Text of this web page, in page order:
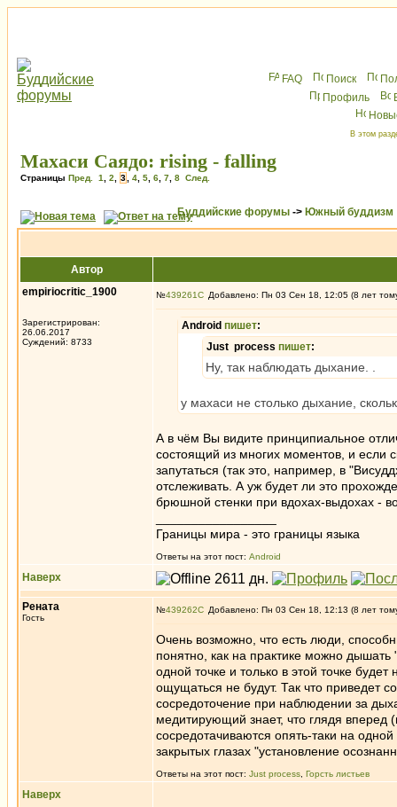
FAQ Поиск
Профиль
В этом
Махаси Саядо: rising - falling
Страницы Пред. 1 2 3 4 5 6 7 8 След.
Буддийские форумы -> Южный буддизм
Автор
empiriocritic_1900
Зарегистрирован:
26.06.2017
Суждений: 8733
№439261 Добавлено: Пн 03 Сен 18, 12:05 (8 лет
Android пишет:
Just process пишет:
Ну, так наблюдать дыхание. .
у махаси не столько дыхание,
А в чём Вы видите принципиальное
состоящий из многих моментов, и если
запутаться (так это, например, в
отслеживать. А уж будет ли это
брюшной стенки при вдохах-выдохах -
Границы мира - это границы языка
Ответы на этот пост: Android
Наверх
Рената
Гость
№439262 Добавлено: Пн 03 Сен 18, 12:13 (8 лет
Очень возможно, что есть люди,
понятно, как на практике можно
одной точке и только в этой точке
ощущаться не будут. Так что приведет
сосредоточение при наблюдении за
медитирующий знает, что глядя вперед
сосредотачиваются опять-таки на
закрытых глазах "установление
Ответы на этот пост: Just process Горсть листьев
Наверх